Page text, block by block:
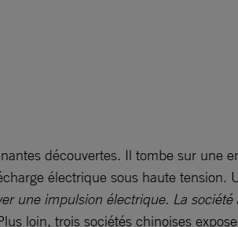
découvertes. Il tombe sur
électrique sous haute tension.
une impulsion électrique. La
loin, trois sociétés chinoises